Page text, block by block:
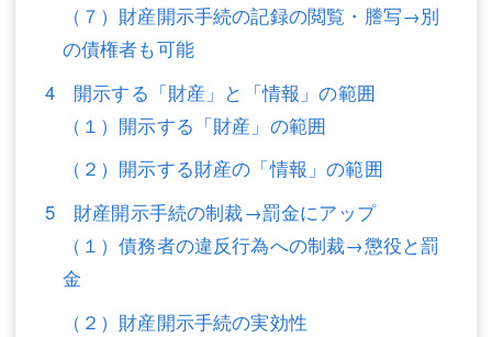
アクセス
東京事務所 (新宿・四谷)
埼玉事務所 (さいたま市)
川口事務所（埼玉県川口市）
東京事務所 (新宿・四谷)
埼玉事務所 (さいたま市)
川口事務所（埼玉県川口市）
お問い合せフォーム
（７）財産開示手続の記録の閲覧・謄写→別
の債権者も可能
4 開示する「財産」と「情報」の範囲
（１）開示する「財産」の範囲
（２）開示する財産の「情報」の範囲
5 財産開示手続の制裁→罰金にアップ
（１）債務者の違反行為への制裁→懲役と罰
金
（２）財産開示手続の実効性